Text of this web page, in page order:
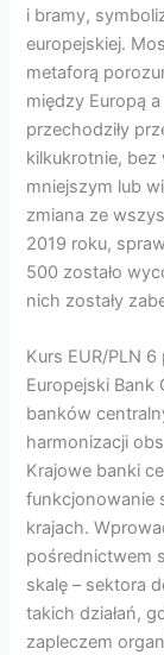
i bramy,
europejskiej.
metaforą
między Europą
przechodziły
kilkukrotnie,
mniejszym lub
zmiana ze
2019 roku,
500 zostało
nich zostały
Kurs EUR/PLN
Europejski Bank
banków
harmonizacji
Krajowe banki
funkcjonowanie
krajach.
pośrednictwem
skalę – sektora
takich działań,
zapleczem